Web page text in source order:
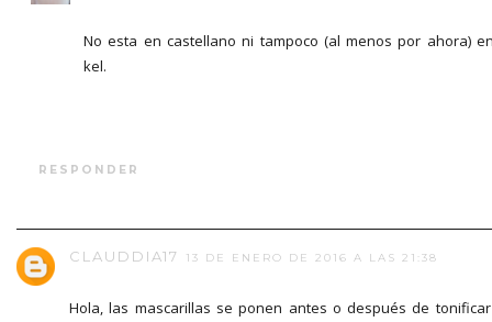
No esta en castellano ni tampoco (al menos por ahora)
kel.
RESPONDER
CLAUDDIA17 13 DE ENERO DE 2016 A LAS 21:38
Hola, las mascarillas se ponen antes o después de